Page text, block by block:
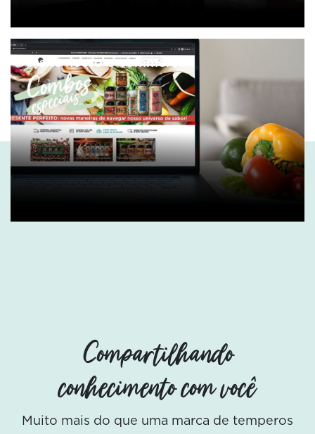
Visite nosso e-commerce
Compartilhando
conhecimento com você
Muito mais do que uma marca de temperos